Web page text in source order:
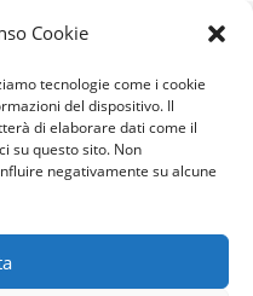
Cookie
tecnologie come i cookie
del dispositivo. Il
di elaborare dati come il
su questo sito. Non
negativamente su alcune